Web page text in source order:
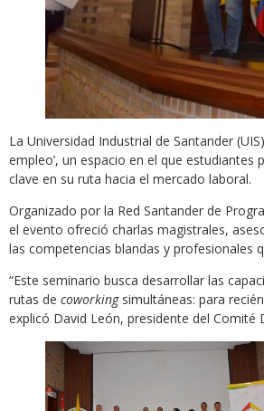
La Universidad Industrial de Santander
empleo’, un espacio en el que
clave en su ruta hacia el mercado laboral.
Organizado por la Red Santander de
el evento ofreció charlas magistrales,
las competencias blandas y profesionales
“Este seminario busca desarrollar las
rutas de coworking simultáneas: para
explicó David León, presidente del Comité